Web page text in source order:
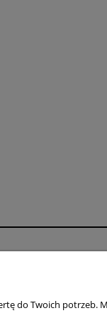
Jak
do Twoich potrzeb.